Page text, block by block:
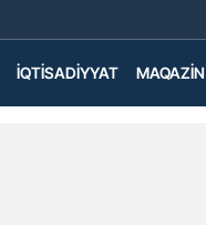
İQTISADIYYAT MAQAZIN